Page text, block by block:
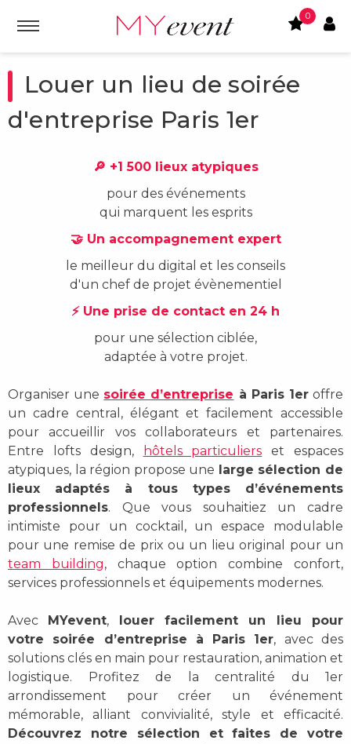
0
Louer un lieu de soirée
d'entreprise Paris 1er
🔎 +1 500 lieux atypiques
pour des événements
qui marquent les esprits
🤝 Un accompagnement expert
le meilleur du digital et les conseils
d'un chef de projet évènementiel
⚡ Une prise de contact en 24 h
pour une sélection ciblée,
adaptée à votre projet.
Organiser une soirée d’entreprise à Paris 1eroffre
un cadre central, élégant et facilement accessible
pour accueillir vos collaborateurs et partenaires.
Entre lofts design,
hôtels particuliers et espaces
atypiques, la région propose une large sélection de
lieux adaptés à tous types d’événements
professionnels. Que vous souhaitiez un cadre
intimiste pour un cocktail, un espace modulable
pour une remise de prix ou un lieu original pour un
team building, chaque option combine confort,
services professionnels et équipements modernes.
Avec MYevent, louer facilement un lieu pour
votre soirée d’entreprise à Paris 1er, avec des
solutions clés en main pour restauration, animation et
logistique. Profitez de la centralité du 1er
arrondissement pour créer un événement
mémorable, alliant convivialité, style et efficacité.
Découvrez notre sélection et faites de votre